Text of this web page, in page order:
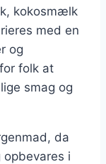
kokosmælk
med en
og
folk at
smag og
da
i